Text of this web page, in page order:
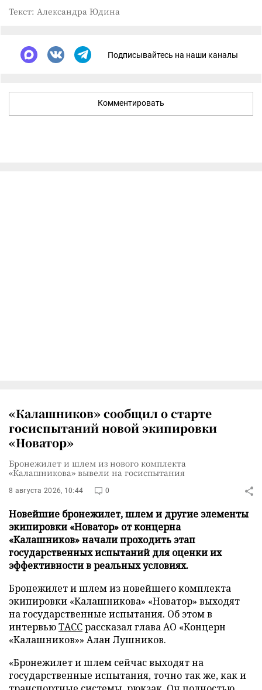
Текст: Александра Юдина
Подписывайтесь на наши каналы
Комментировать
«Калашников» сообщил о старте
госиспытаний новой экипировки
«Новатор»
Бронежилет и шлем из нового комплекта
«Калашникова» вывели на госиспытания
8 августа 2026, 10:44 0
Новейшие бронежилет, шлем и другие элементы
экипировки «Новатор» от концерна
«Калашников» начали проходить этап
государственных испытаний для оценки их
эффективности в реальных условиях.
Бронежилет и шлем из новейшего комплекта
экипировки «Калашникова» «Новатор» выходят
на государственные испытания. Об этом в
интервьюТАССрассказал глава АО «Концерн
«Калашников»» Алан Лушников.
«Бронежилет и шлем сейчас выходят на
государственные испытания, точно так же, как и